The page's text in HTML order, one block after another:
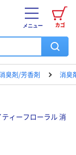
カゴ
メニュー
臭剤/芳香剤 消臭
ィーフローラル 消